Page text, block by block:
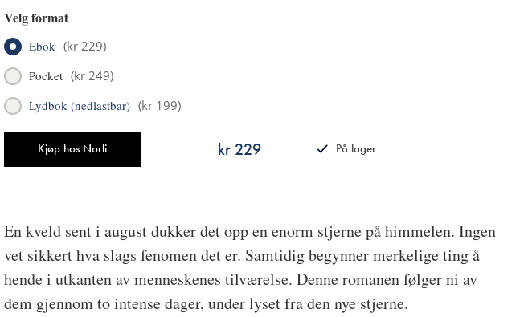
Velg format
Ebok (kr 229)
Pocket (kr 249)
Lydbok (nedlastbar) (kr 199)
Kjøp hos Norli kr 229
På lager
En kveld sent i august dukker det opp en enorm stjerne på himmelen. Ingen
vet sikkert hva slags fenomen det er. Samtidig begynner merkelige ting å
hende i utkanten av menneskenes tilværelse. Denne romanen følger ni av
dem gjennom to intense dager, under lyset fra den nye stjerne.